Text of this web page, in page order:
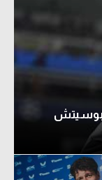
بوسيتش